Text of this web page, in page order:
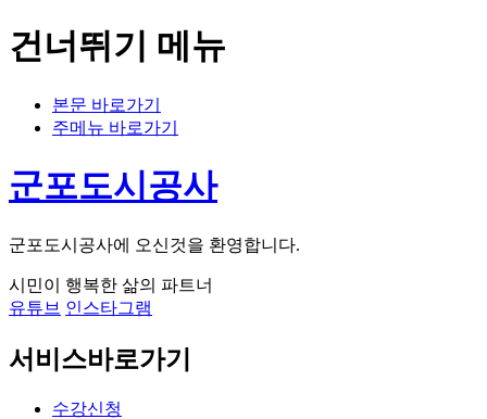
건너뛰기 메뉴
본문 바로가기
주메뉴 바로가기
군포도시공사
군포도시공사에 오신것을 환영합니다.
시민이 행복한 삶의 파트너
유튜브 인스타그램
서비스바로가기
수강신청